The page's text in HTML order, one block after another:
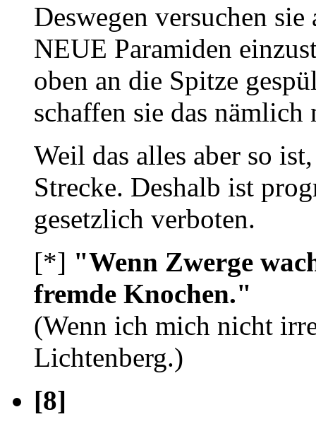
Deswegen versuchen
NEUE Paramiden
oben an die Spitze
schaffen sie das
Weil das alles aber so
Strecke. Deshalb ist
gesetzlich verboten.
[*] "Wenn Zwerge
fremde Knochen."
(Wenn ich mich nicht
Lichtenberg.)
[8]